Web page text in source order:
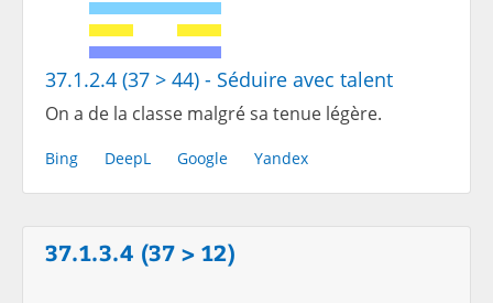
37.1.2.4 (37 > 44) - Séduire avec talent
On a de la classe malgré sa tenue légère.
Bing DeepL Google Yandex
37.1.3.4 (37 > 12)